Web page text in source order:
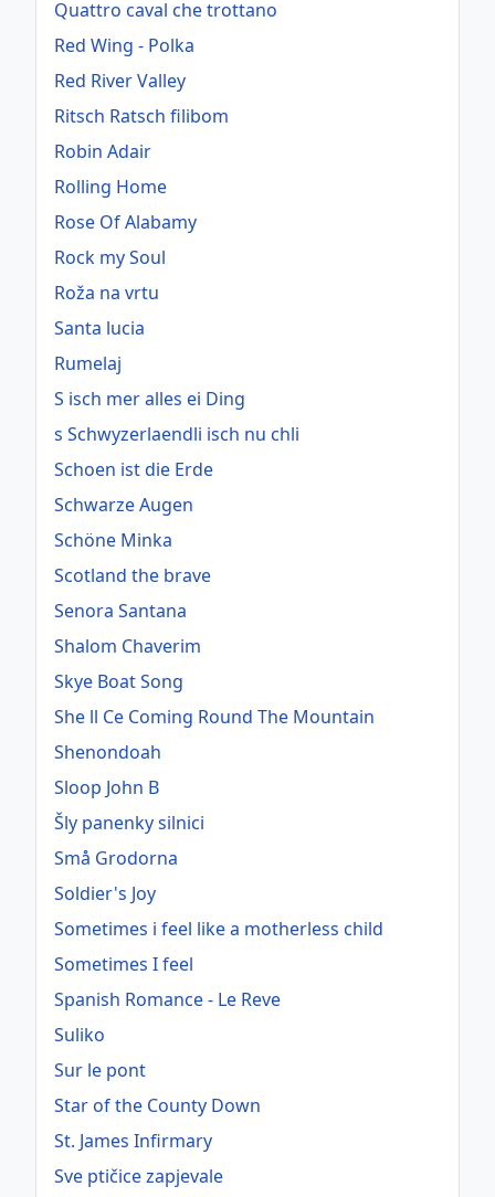
Quattro caval che trottano
Red Wing - Polka
Red River Valley
Ritsch Ratsch filibom
Robin Adair
Rolling Home
Rose Of Alabamy
Rock my Soul
Roža na vrtu
Santa lucia
Rumelaj
S isch mer alles ei Ding
s Schwyzerlaendli isch nu chli
Schoen ist die Erde
Schwarze Augen
Schöne Minka
Scotland the brave
Senora Santana
Shalom Chaverim
Skye Boat Song
She ll Ce Coming Round The Mountain
Shenondoah
Sloop John B
Šly panenky silnici
Små Grodorna
Soldier's Joy
Sometimes i feel like a motherless child
Sometimes I feel
Spanish Romance - Le Reve
Suliko
Sur le pont
Star of the County Down
St. James Infirmary
Sve ptičice zapjevale